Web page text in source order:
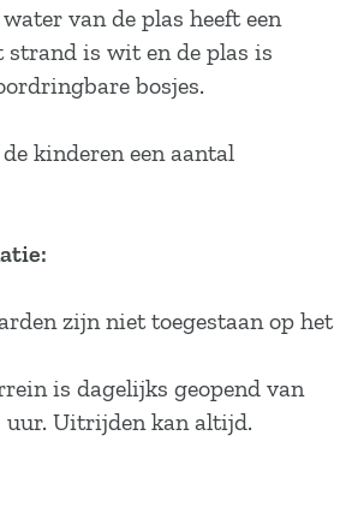
van de plas heeft een
strand is wit en de plas is
bosjes.
kinderen een aantal
zijn niet toegestaan op het
is dagelijks geopend van
uur. Uitrijden kan altijd.